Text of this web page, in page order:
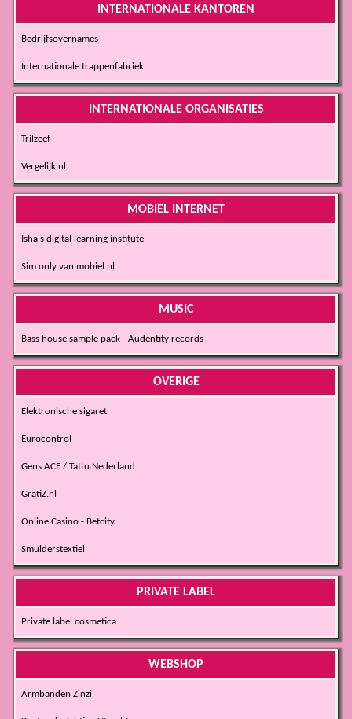
INTERNATIONALE KANTOREN
Bedrijfsovernames
Internationale trappenfabriek
INTERNATIONALE ORGANISATIES
Trilzeef
Vergelijk.nl
MOBIEL INTERNET
Isha's digital learning institute
Sim only van mobiel.nl
MUSIC
Bass house sample pack - Audentity records
OVERIGE
Elektronische sigaret
Eurocontrol
Gens ACE / Tattu Nederland
GratiZ.nl
Online Casino - Betcity
Smulderstextiel
PRIVATE LABEL
Private label cosmetica
WEBSHOP
Armbanden Zinzi